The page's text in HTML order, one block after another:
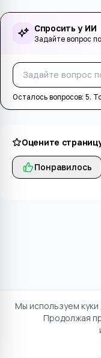
Спросить у ИИ
Задайте вопрос
Осталось вопросов: 5.
Оцените
Понравилось
Мы используем куки
Продолжая